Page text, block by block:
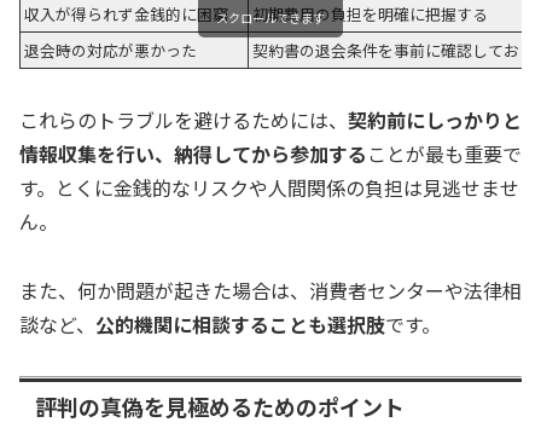
収入が得られず金銭的に困窮
初期費用の負担を明確に把握する
退会時の対応が悪かった
契約書の退会条件を事前に確認しておく
スクロールできます
これらのトラブルを避けるためには、 契約前にしっかりと
情報収集を行い、納得してから参加する ことが最も重要で
す。とくに金銭的なリスクや人間関係の負担は見逃せませ
ん。
また、何か問題が起きた場合は、消費者センターや法律相
談など、 公的機関に相談することも選択肢です。
評判の真偽を見極めるためのポイント